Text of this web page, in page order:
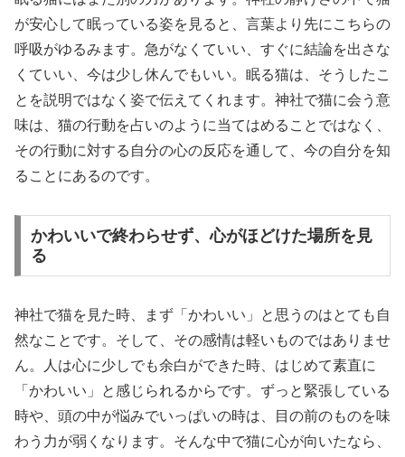
が安心して眠っている姿を見ると、言葉より先にこちらの
呼吸がゆるみます。急がなくていい、すぐに結論を出さな
くていい、今は少し休んでもいい。眠る猫は、そうしたこ
とを説明ではなく姿で伝えてくれます。神社で猫に会う意
味は、猫の行動を占いのように当てはめることではなく、
その行動に対する自分の心の反応を通して、今の自分を知
ることにあるのです。
かわいいで終わらせず、心がほどけた場所を見
る
神社で猫を見た時、まず「かわいい」と思うのはとても自
然なことです。そして、その感情は軽いものではありませ
ん。人は心に少しでも余白ができた時、はじめて素直に
「かわいい」と感じられるからです。ずっと緊張している
時や、頭の中が悩みでいっぱいの時は、目の前のものを味
わう力が弱くなります。そんな中で猫に心が向いたなら、